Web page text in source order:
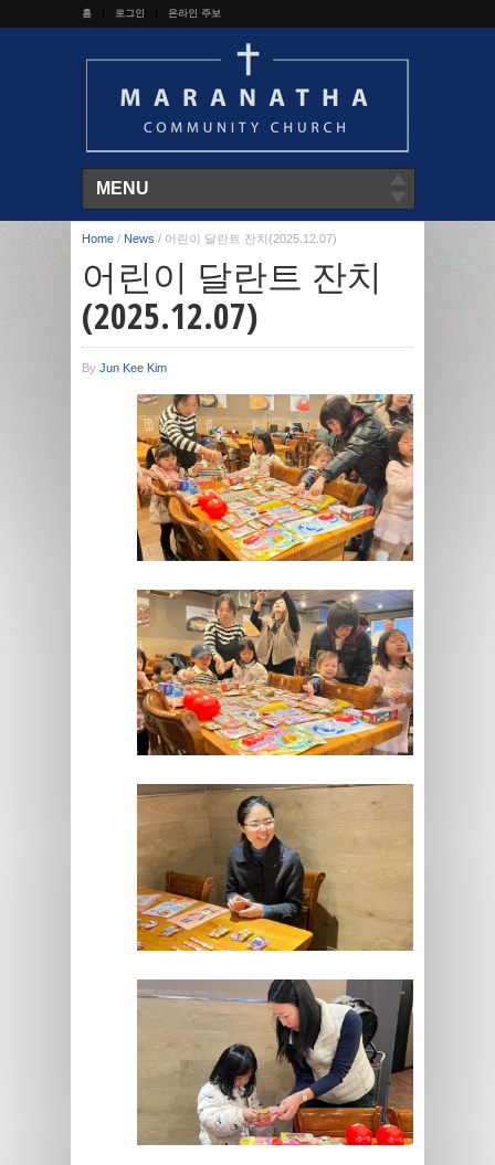
홈 로그인 온라인 주보
MENU
Home / News / 어린이 달란트 잔치(2025.12.07)
어린이 달란트 잔치
(2025.12.07)
By Jun Kee Kim